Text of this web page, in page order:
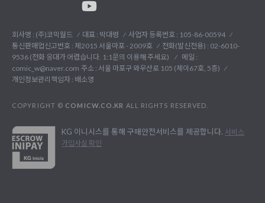
회사명 : (주)코믹월드 대표 : 박대령
사업자 등록번호 : 105-86-00594
통신판매업신고번호 : 제2015 서울마포 - 2009호
전화(발신전용) : 02-6010-
9536 (전화 응대가 어렵습니다. 1:1문의 이용해 주세요)
메일 :
comic_w@naver.com 주소 : 서울 마포구 와우산로 105 (제이67호, 5층)
개인정보관리책임자 : 배소영
COPYRIGHT © COMICW.CO.KR ALL RIGHTS RESERVED.
KG 이니시스를 통해 구매안전서비스를 제공합니다. 서비스
가입사실 확인